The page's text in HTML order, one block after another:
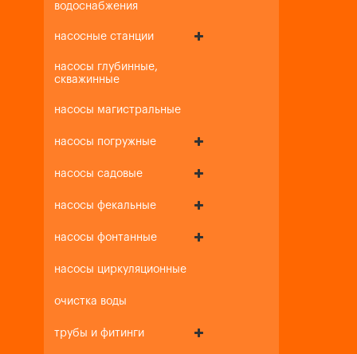
водоснабжения
насосные станции
насосы глубинные,
скважинные
насосы магистральные
насосы погружные
насосы садовые
насосы фекальные
насосы фонтанные
насосы циркуляционные
очистка воды
трубы и фитинги